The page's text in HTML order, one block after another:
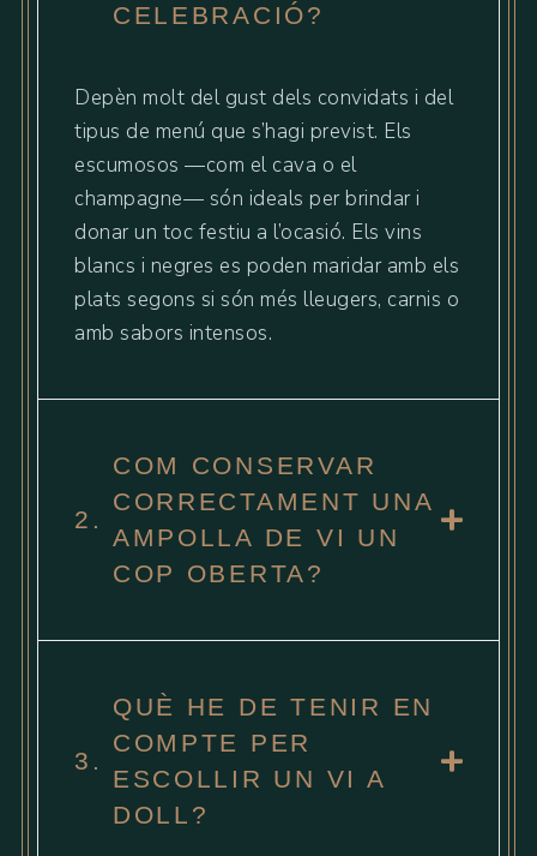
CELEBRACIÓ?
Depèn molt del gust dels convidats i del
tipus de menú que s’hagi previst. Els
escumosos —com el cava o el
champagne— són ideals per brindar i
donar un toc festiu a l’ocasió. Els vins
blancs i negres es poden maridar amb els
plats segons si són més lleugers, carnis o
amb sabors intensos.
2.
COM CONSERVAR
CORRECTAMENT UNA
AMPOLLA DE VI UN
COP OBERTA?
3.
QUÈ HE DE TENIR EN
COMPTE PER
ESCOLLIR UN VI A
DOLL?